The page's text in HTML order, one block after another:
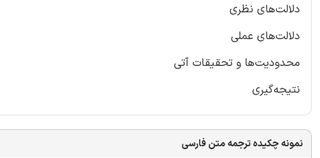
دلالت‌های نظری
دلالت‌های عملی
محدودیت‌ها و تحقیقات آتی
نتیجه‌گیری
نمونه چکیده ترجمه متن فارسی